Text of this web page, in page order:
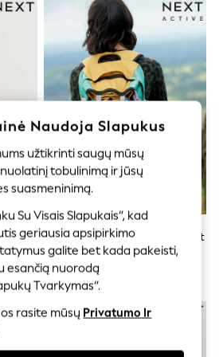
& Swimwear
Oranžinė Spalvų Blokada - „Next
Active Sports“ 30L Žygio Krepšys
Su Vandeniui Atspariu Užvalkalu
€61
Naudoja Slapukus
užtikrinti saugų mūsų
tobulinimą ir jūsų
suasmeninimą.
Su Visais Slapukais“, kad
geriausia apsipirkimo
galite bet kada pakeisti,
esančią nuorodą
Tvarkymas“.
rasite mūsų Privatumo Ir